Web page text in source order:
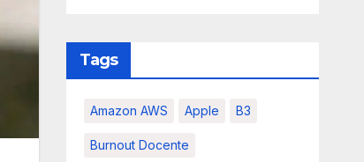
Tags
Amazon AWS Apple B3
Burnout Docente